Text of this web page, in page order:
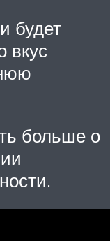
будет
вкус
больше о